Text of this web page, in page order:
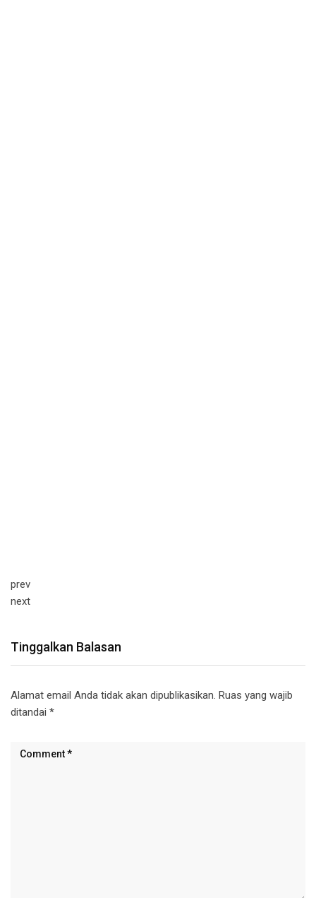
prev
next
Tinggalkan Balasan
Alamat email Anda tidak akan dipublikasikan. Ruas yang wajib
ditandai *